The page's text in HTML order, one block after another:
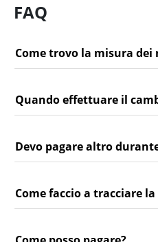
FAQ
Come trovo la misura
Quando effettuare il
Devo pagare altro
Come faccio a tracciare